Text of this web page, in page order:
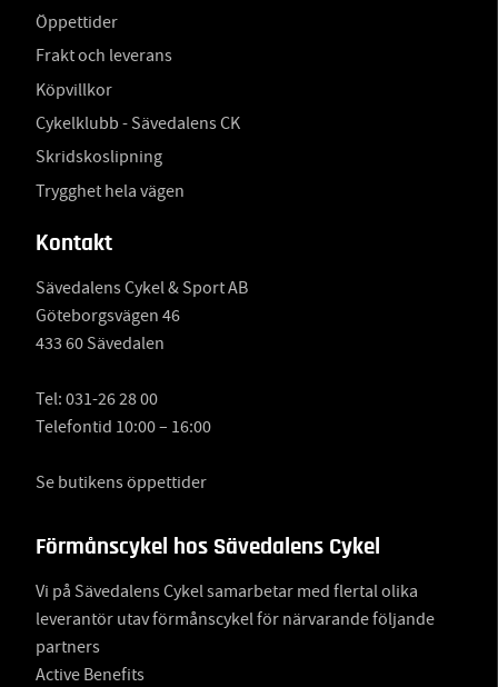
Öppettider
Frakt och leverans
Köpvillkor
Cykelklubb - Sävedalens CK
Skridskoslipning
Trygghet hela vägen
Kontakt
Sävedalens Cykel & Sport AB
Göteborgsvägen 46
433 60 Sävedalen
Tel: 031-26 28 00
Telefontid 10:00 – 16:00
Se butikens öppettider
Förmånscykel hos Sävedalens Cykel
Vi på Sävedalens Cykel samarbetar med flertal olika
leverantör utav förmånscykel för närvarande följande
partners
Active Benefits